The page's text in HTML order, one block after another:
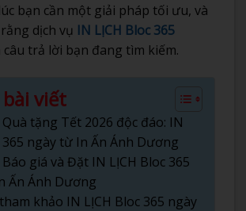
bạn cần một giải pháp tối ưu, và
dịch vụ IN LỊCH Bloc 365
câu trả lời bạn đang tìm kiếm.
viết
tặng Tết 2026 độc đáo: IN
365 ngày từ In Ấn Ánh Dương
giá và Đặt IN LỊCH Bloc 365
Ấn Ánh Dương
khảo IN LỊCH Bloc 365 ngày